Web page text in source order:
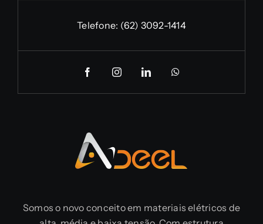
Telefone: (62) 3092-1414
Somos o novo conceito em materiais elétricos de